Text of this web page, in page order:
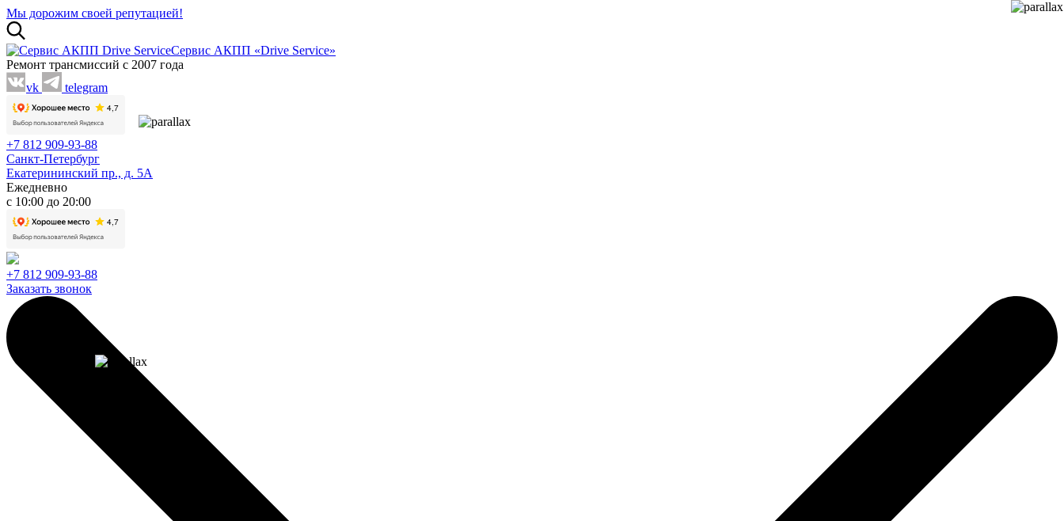
Мы дорожим своей репутацией!
Сервис АКПП «Drive Service»
Ремонт трансмиссий с 2007 года
vk
telegram
+7 812 909-93-88
Санкт-Петербург
Екатерининский пр., д. 5А
Ежедневно
с 10:00 до 20:00
+7 812 909-93-88
Заказать звонок